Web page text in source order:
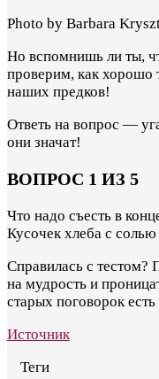
Photo by Barbara
Но вспомнишь ли ты,
проверим, как хорошо
наших предков!
Ответь на вопрос —
они значат!
ВОПРОС 1 ИЗ 5
Что надо съесть в
Кусочек хлеба с солью
Справилась с
на мудрость и
старых поговорок
Источник
Теги